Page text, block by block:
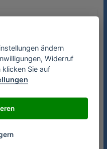
ist erfolgt die
Pflichtenhefts. Das
die „Antwort“ der
ändern
Widerruf
Sie auf